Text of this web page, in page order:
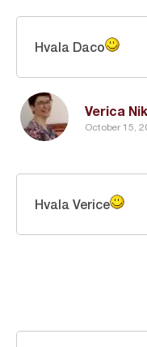
Verica
October 15,
Hvala Daco
Hvala Verice